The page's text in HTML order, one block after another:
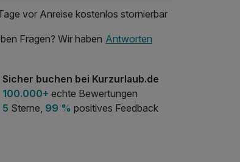
vor Anreise kostenlos stornierbar
Fragen? Wir haben Antworten
Sicher buchen bei Kurzurlaub.de
100.000+ echte Bewertungen
5 Sterne, 99 % positives Feedback